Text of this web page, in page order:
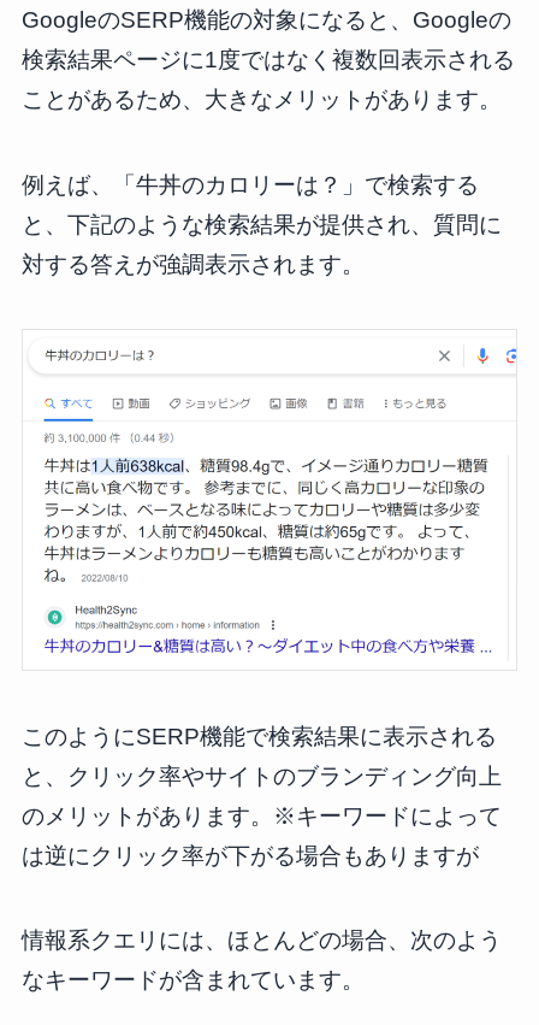
GoogleのSERP機能の対象になると、Googleの
検索結果ページに1度ではなく複数回表示される
ことがあるため、大きなメリットがあります。
例えば、「牛丼のカロリーは？」で検索する
と、下記のような検索結果が提供され、質問に
対する答えが強調表示されます。
このようにSERP機能で検索結果に表示される
と、クリック率やサイトのブランディング向上
のメリットがあります。※キーワードによって
は逆にクリック率が下がる場合もありますが
情報系クエリには、ほとんどの場合、次のよう
なキーワードが含まれています。